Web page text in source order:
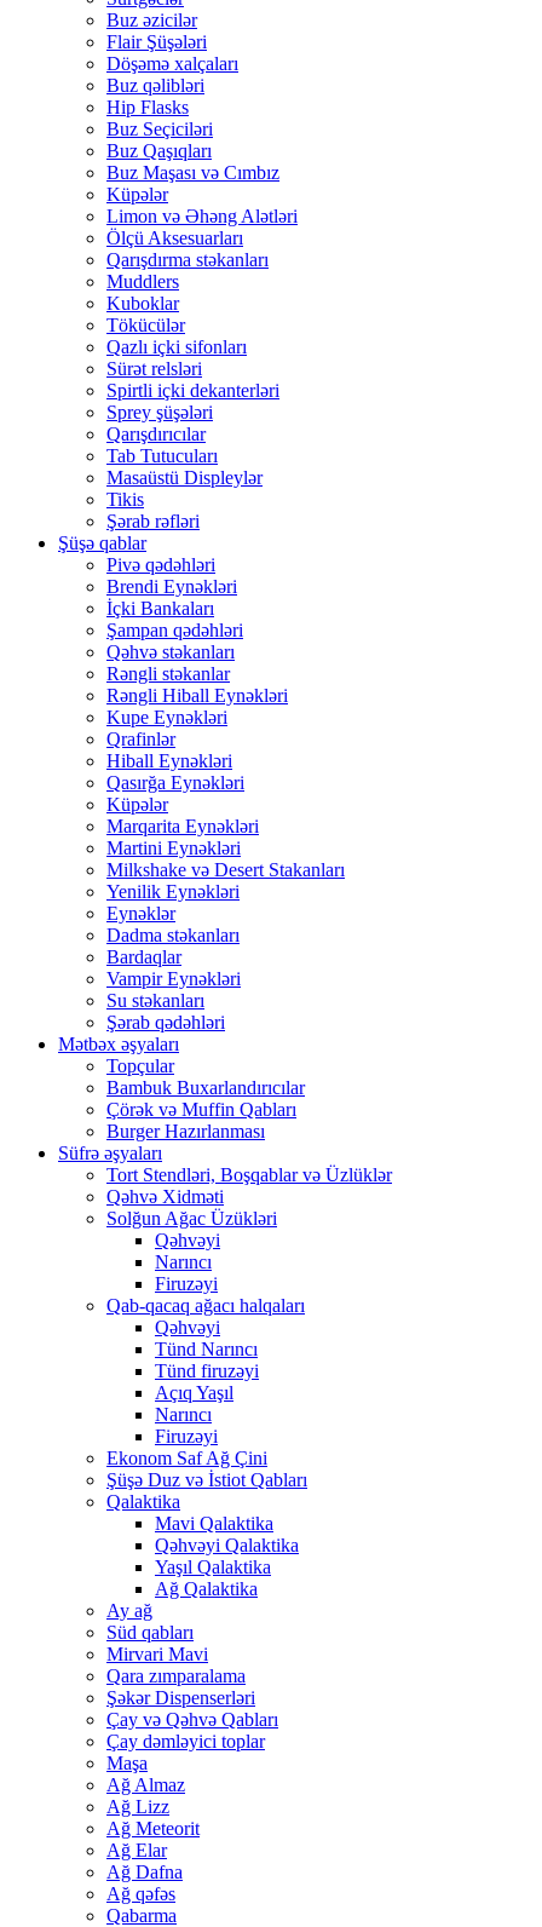
Buz əzicilər
Flair Şüşələri
Döşəmə xalçaları
Buz qəlibləri
Hip Flasks
Buz Seçiciləri
Buz Qaşıqları
Buz Maşası və Cımbız
Küpələr
Limon və Əhəng Alətləri
Ölçü Aksesuarları
Qarışdırma stəkanları
Muddlers
Kuboklar
Tökücülər
Qazlı içki sifonları
Sürət relsləri
Spirtli içki dekanterləri
Sprey şüşələri
Qarışdırıcılar
Tab Tutucuları
Masaüstü Displeylər
Tikis
Şərab rəfləri
Şüşə qablar
Pivə qədəhləri
Brendi Eynəkləri
İçki Bankaları
Şampan qədəhləri
Qəhvə stəkanları
Rəngli stəkanlar
Rəngli Hiball Eynəkləri
Kupe Eynəkləri
Qrafinlər
Hiball Eynəkləri
Qasırğa Eynəkləri
Küpələr
Marqarita Eynəkləri
Martini Eynəkləri
Milkshake və Desert Stakanları
Yenilik Eynəkləri
Eynəklər
Dadma stəkanları
Bardaqlar
Vampir Eynəkləri
Su stəkanları
Şərab qədəhləri
Mətbəx əşyaları
Topçular
Bambuk Buxarlandırıcılar
Çörək və Muffin Qabları
Burger Hazırlanması
Süfrə əşyaları
Tort Stendləri, Boşqablar və Üzlüklər
Qəhvə Xidməti
Solğun Ağac Üzükləri
Qəhvəyi
Narıncı
Firuzəyi
Qab-qacaq ağacı halqaları
Qəhvəyi
Tünd Narıncı
Tünd firuzəyi
Açıq Yaşıl
Narıncı
Firuzəyi
Ekonom Saf Ağ Çini
Şüşə Duz və İstiot Qabları
Qalaktika
Mavi Qalaktika
Qəhvəyi Qalaktika
Yaşıl Qalaktika
Ağ Qalaktika
Ay ağ
Süd qabları
Mirvari Mavi
Qara zımparalama
Şəkər Dispenserləri
Çay və Qəhvə Qabları
Çay dəmləyici toplar
Maşa
Ağ Almaz
Ağ Lizz
Ağ Meteorit
Ağ Elar
Ağ Dafna
Ağ qəfəs
Qabarma